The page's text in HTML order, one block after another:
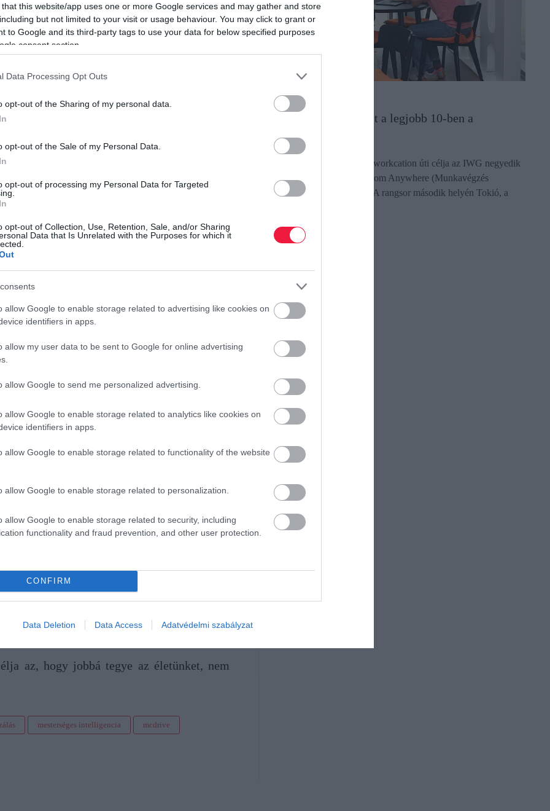
that this website/app uses one or more Google services and may gather and store
but not limited to your visit or usage behaviour. You may click to grant or
to Google and its third-party tags to use your data for below specified purposes
consent section.
Data Processing Opt Outs
opt-out of the Sharing of my personal data.
opt-out of the Sale of my Personal Data.
opt-out of processing my Personal Data for Targeted
opt-out of Collection, Use, Retention, Sale, and/or Sharing
Data that Is Unrelated with the Purposes for which it
allow Google to enable storage related to advertising like cookies on
identifiers in apps.
allow my user data to be sent to Google for online advertising
allow Google to send me personalized advertising.
allow Google to enable storage related to analytics like cookies on
identifiers in apps.
allow Google to enable storage related to functionality of the website
allow Google to enable storage related to personalization.
allow Google to enable storage related to security, including
functionality and fraud prevention, and other user protection.
CONFIRM
Data Deletion Data Access Adatvédelmi szabályzat
hangrendszer fejlesztésén, tesztelésén és telepítésén
folyamatait. A korábban Apprente nevet viselő
partner a McDonald's számára,
alapú ügyfélszolgálati
szerzett szakértelmére
részleteit.
az automatizált rendszert, ami Kempczinski elmondása
A vezérigazgató júniusban a várható felvásárlási
akkor nagyon gyorsan le
beindítjuk, felturbózzuk, majd
partnert, aki képes működtetni
mint 100 alkalmazott távozik a
hogy az automatizálás hatására mennyi éttermi
idővel rengeteg munkahelyet eltörölhet, aminek
a nagyobb piaci szereplők nem is cáfolják ezeket a
nem olyan nagy a probléma, mint amilyennek első
idején is hasonló félelmekkel küzdöttek az emberek.
a gépek, de ezáltal sokkal jobb és kényelmesebb lett a
korunk automatizálásának is. Ha idővel megszűnnek
nagyobb fizetésekre pályázhatnak az álláskeresők.
keresetek pedig megnövelik a gazdasági aktivitást is.
az, hogy jobbá tegye az életünket, nem
mesterséges intelligencia mcdrive
MUNKA
Workcation: Budapest a legjobb 10-ben a
világranglistán
Bangkok lett 2026 legjobb workcation úti célja az IWG negyedik
alkalommal kiadott Work from Anywhere (Munkavégzés
bárhonnan) Indexe szerint. A rangsor második helyén Tokió, a